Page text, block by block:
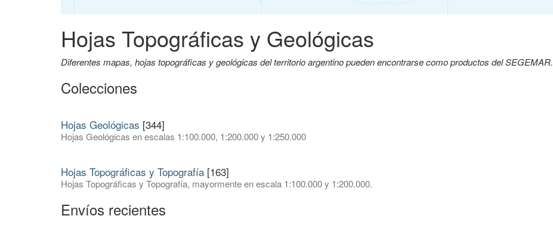
Hojas Topográficas y Geológicas
Diferentes mapas, hojas topográficas y geológicas del territorio argentino pueden encontrarse como productos del SEGEMAR.
Colecciones
Hojas Geológicas [344]
Hojas Geológicas en escalas 1:100.000, 1:200.000 y 1:250.000
Hojas Topográficas y Topografía [163]
Hojas Topográficas y Topografía, mayormente en escala 1:100.000 y 1:200.000.
Envíos recientes